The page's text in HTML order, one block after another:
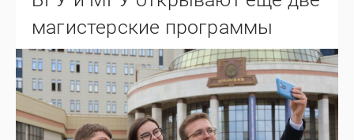
магистерские программы